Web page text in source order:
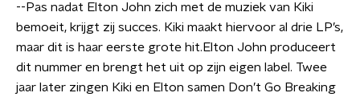
--Pas nadat Elton John zich met de muziek van Kiki
bemoeit, krijgt zij succes. Kiki maakt hiervoor al drie LP’s,
maar dit is haar eerste grote hit.Elton John produceert
dit nummer en brengt het uit op zijn eigen label. Twee
jaar later zingen Kiki en Elton samen Don’t Go Breaking